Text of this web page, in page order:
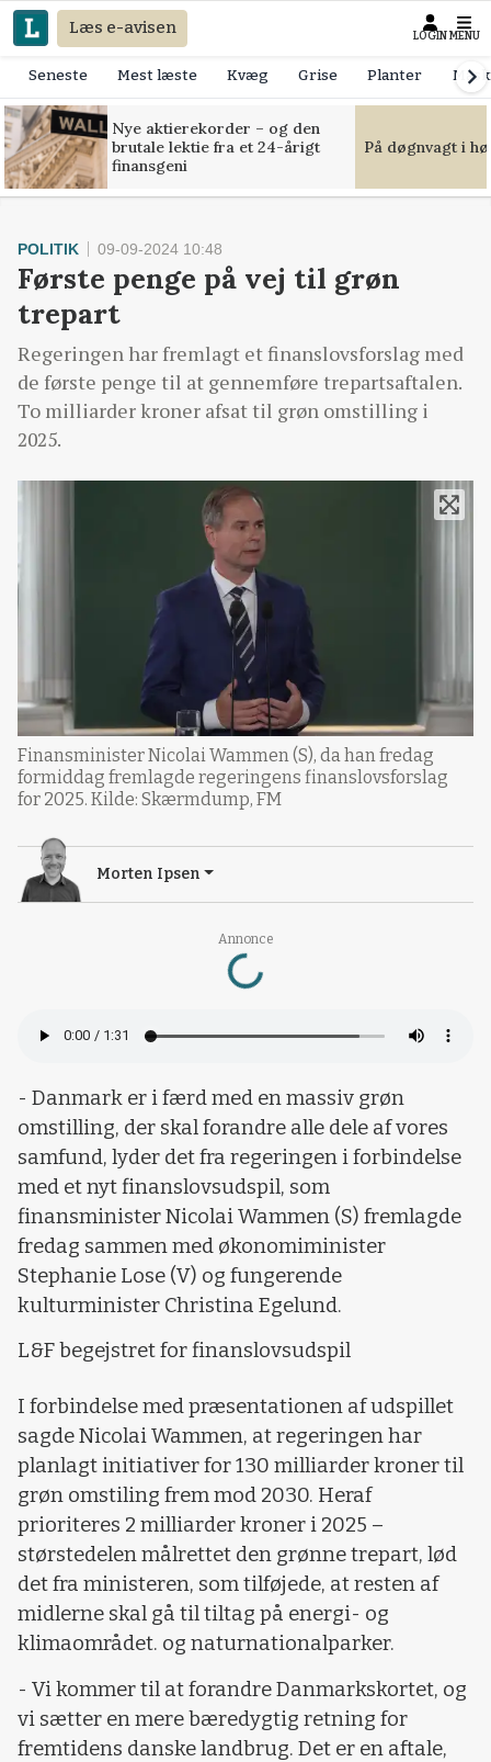
Læs e-avisen LOGIN MENU
Seneste Mest læste Kvæg Grise Planter
Nye aktierekorder – og den
brutale lektie fra et 24-årigt
finansgeni
På døgnvagt i
Annonce
Loading...
POLITIK 09-09-2024 10:48
Første penge på vej til grøn
trepart
Regeringen har fremlagt et finanslovsforslag med
de første penge til at gennemføre trepartsaftalen.
To milliarder kroner afsat til grøn omstilling i
2025.
Finansminister Nicolai Wammen (S), da han fredag
formiddag fremlagde regeringens finanslovsforslag
for 2025. Kilde: Skærmdump, FM
Morten Ipsen
- Danmark er i færd med en massiv grøn
omstilling, der skal forandre alle dele af vores
samfund, lyder det fra regeringen i forbindelse
med et nyt finanslovsudspil, som
finansminister Nicolai Wammen (S) fremlagde
fredag sammen med økonomiminister
Stephanie Lose (V) og fungerende
kulturminister Christina Egelund.
L&F begejstret for finanslovsudspil
I forbindelse med præsentationen af udspillet
sagde Nicolai Wammen, at regeringen har
planlagt initiativer for 130 milliarder kroner til
grøn omstiling frem mod 2030. Heraf
prioriteres 2 milliarder kroner i 2025 –
størstedelen målrettet den grønne trepart, lød
det fra ministeren, som tilføjede, at resten af
midlerne skal gå til tiltag på energi- og
klimaområdet. og naturnationalparker.
- Vi kommer til at forandre Danmarkskortet, og
vi sætter en mere bæredygtig retning for
fremtidens danske landbrug. Det er en aftale,